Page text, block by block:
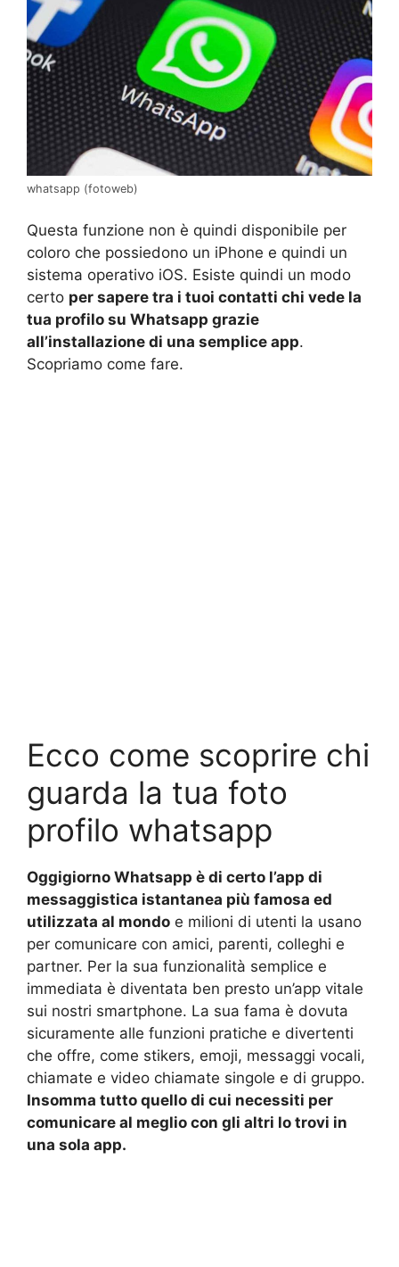
whatsapp (fotoweb)
Questa funzione non è quindi disponibile per
coloro che possiedono un iPhone e quindi un
sistema operativo iOS. Esiste quindi un modo
certo per sapere tra i tuoi contatti chi vede la
tua profilo su Whatsapp grazie
all’installazione di una semplice app.
Scopriamo come fare.
Ecco come scoprire chi
guarda la tua foto
profilo whatsapp
Oggigiorno Whatsapp è di certo l’app di
messaggistica istantanea più famosa ed
utilizzata al mondo e milioni di utenti la usano
per comunicare con amici, parenti, colleghi e
partner. Per la sua funzionalità semplice e
immediata è diventata ben presto un’app vitale
sui nostri smartphone. La sua fama è dovuta
sicuramente alle funzioni pratiche e divertenti
che offre, come stikers, emoji, messaggi vocali,
chiamate e video chiamate singole e di gruppo.
Insomma tutto quello di cui necessiti per
comunicare al meglio con gli altri lo trovi in
una sola app.